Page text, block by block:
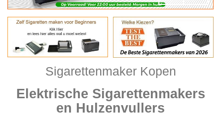
Sigarettenmaker Kopen
Elektrische Sigarettenmakers
en Hulzenvullers